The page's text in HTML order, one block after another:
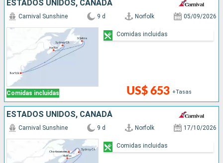
ESTADOS UNIDOS, CANADÁ
Comidas incluidas
Carnival Sunshine 9 d Norfolk 05/09/2026
US$ 653 +Tasas
Comidas incluidas
ESTADOS UNIDOS, CANADÁ
Carnival Sunshine 9 d Norfolk 17/10/2026
Comidas incluidas